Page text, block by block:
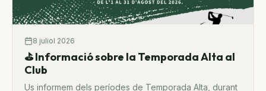
8 juliol 2026
⛳️ Informació sobre la Temporada Alta al
Club
Us informem dels períodes de Temporada Alta, durant